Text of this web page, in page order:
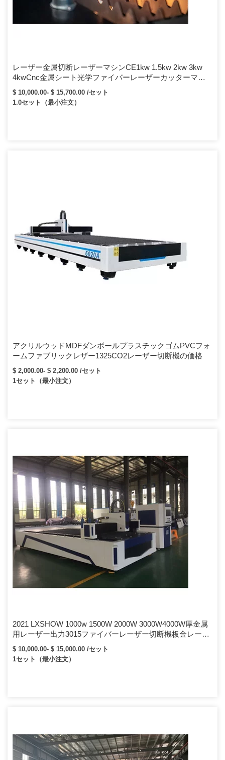
レーザー金属切断レーザーマシンCE1kw 1.5kw 2kw 3kw
4kwCnc金属シート光学ファイバーレーザーカッターマシ
ン/ 1000w1500w 2000w3000wファイバーレーザー切断装置
$ 10,000.00- $ 15,700.00 /セット
1.0セット（最小注文）
アクリルウッドMDFダンボールプラスチックゴムPVCフォ
ームファブリックレザー1325CO2レーザー切断機の価格
$ 2,000.00- $ 2,200.00 /セット
1セット（最小注文）
2021 LXSHOW 1000w 1500W 2000W 3000W4000W厚金属
用レーザー出力3015ファイバーレーザー切断機板金レーザ
ーカッター
$ 10,000.00- $ 15,000.00 /セット
1セット（最小注文）